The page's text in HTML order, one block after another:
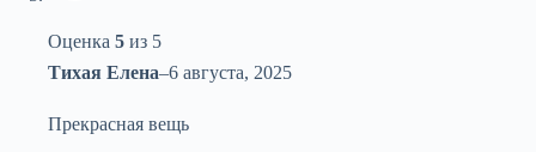
Оценка 5 из 5
Тихая Елена–6 августа, 2025
Прекрасная вещь